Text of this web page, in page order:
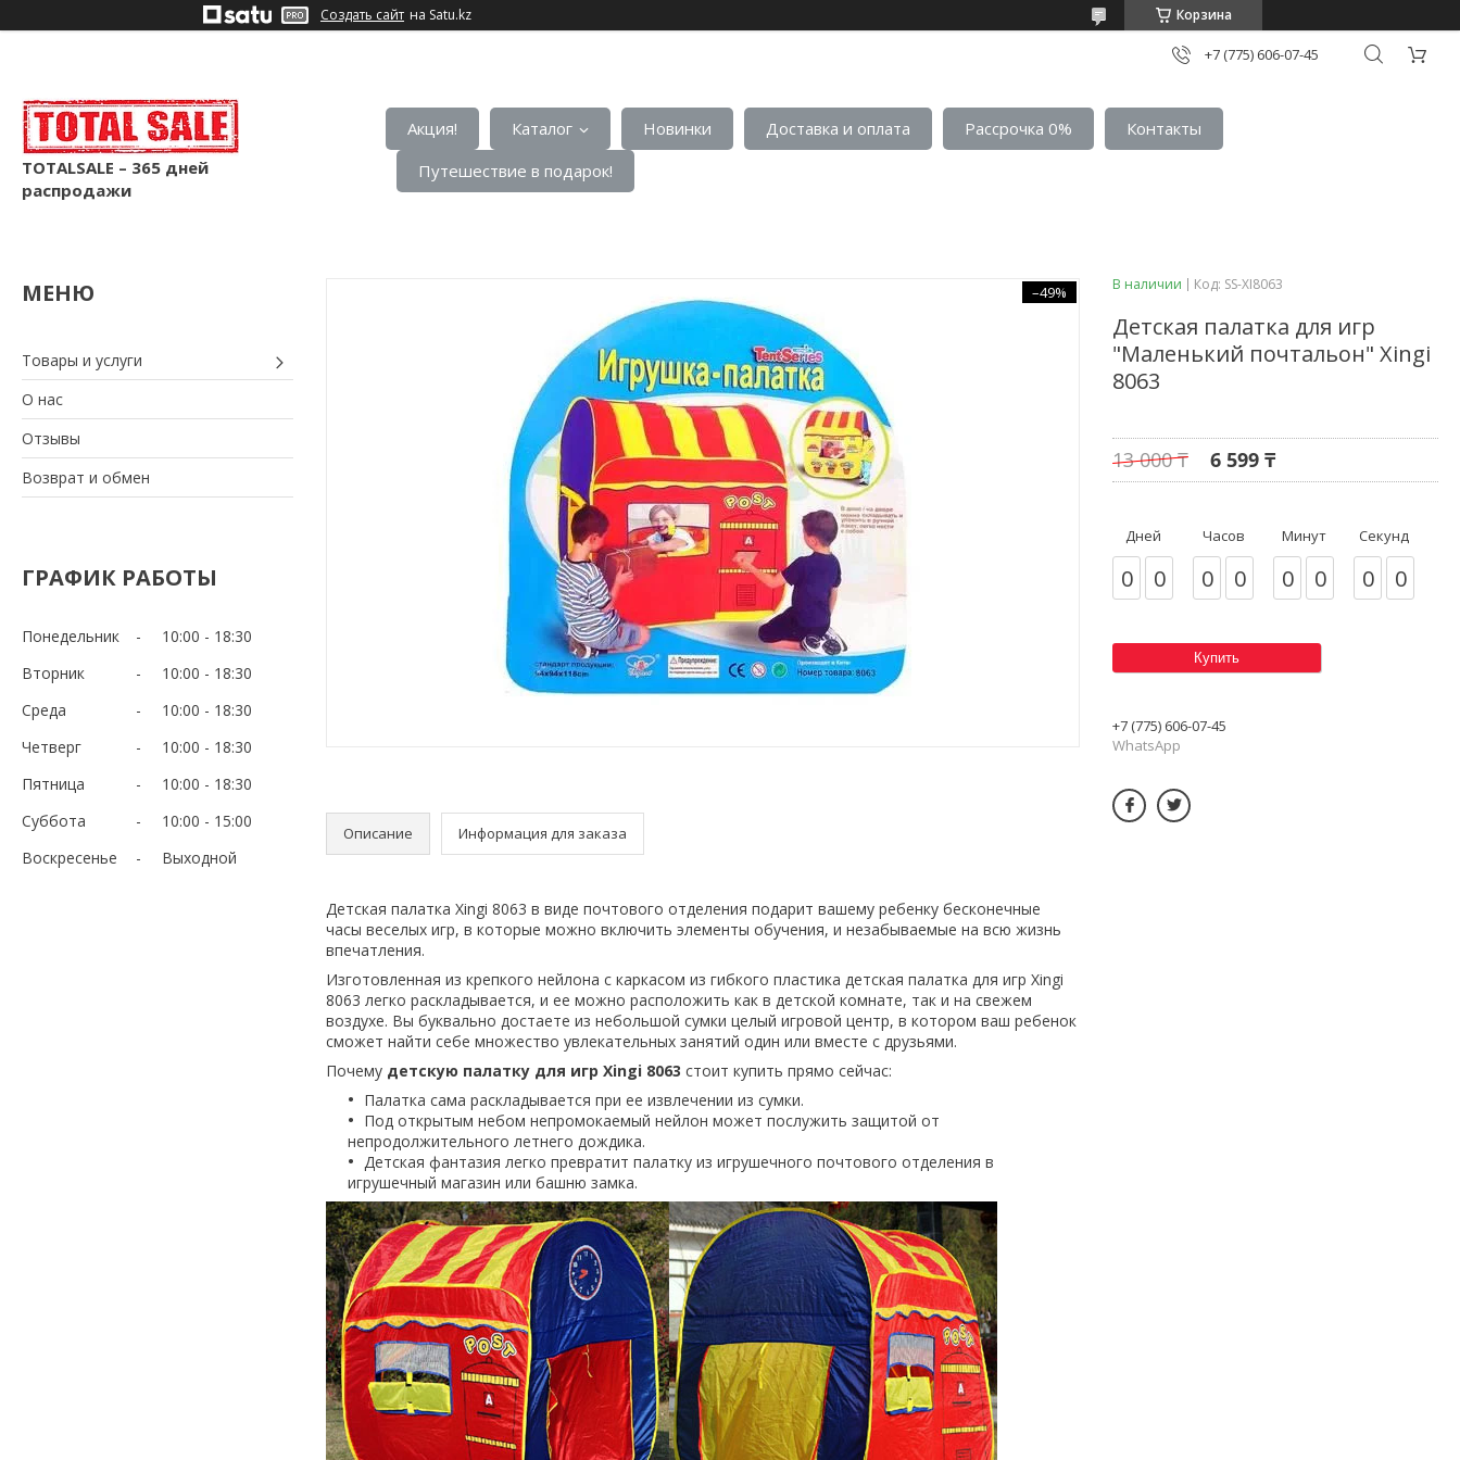
Создать сайт на Satu.kz Корзина
+7 (775) 606-07-45
TOTALSALE – 365 дней
распродажи
Акция! Каталог Новинки Доставка и оплата Рассрочка 0%
Контакты
Путешествие в подарок!
Товары и услуги
О нас
Отзывы
Возврат и обмен
ГРАФИК РАБОТЫ
Понедельник 10:00
18:30
Вторник
10:00
18:30
Среда
10:00
18:30
Четверг
10:00
18:30
Пятница
10:00
18:30
Суббота
10:00
15:00
Воскресенье
Выходной
–49%
Описание Информация для заказа
Детская палатка Xingi 8063 в виде почтового отделения подарит вашему ребенку бесконечные
часы веселых игр, в которые можно включить элементы обучения, и незабываемые на всю жизнь
впечатления.
Изготовленная из крепкого нейлона с каркасом из гибкого пластика детская палатка для игр Xingi
8063 легко раскладывается, и ее можно расположить как в детской комнате, так и на свежем
воздухе. Вы буквально достаете из небольшой сумки целый игровой центр, в котором ваш ребенок
сможет найти себе множество увлекательных занятий один или вместе с друзьями.
Почему детскую палатку для игр Xingi 8063 стоит купить прямо сейчас:
Палатка сама раскладывается при ее извлечении из сумки.
Под открытым небом непромокаемый нейлон может послужить защитой от
непродолжительного летнего дождика.
Детская фантазия легко превратит палатку из игрушечного почтового отделения в
игрушечный магазин или башню замка.
В наличии Код: SS-XI8063
Детская палатка для игр
"Маленький почтальон" Xingi
8063
13 000 ₸ 6 599 ₸
Дней
0 0
Часов
0 0
Минут
0 0
Секунд
0 0
Купить
+7 (775) 606-07-45
WhatsApp